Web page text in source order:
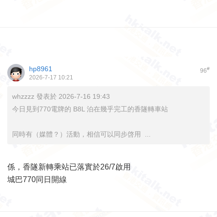
96#
hp8961
2026-7-17 10:21
whzzzz 發表於 2026-7-16 19:43
今日見到770電牌的 B8L 泊在幾乎完工的香隧轉車站
同時有（媒體？）活動，相信可以同步啓用 ...
係，香隧新轉乘站已落實於26/7啟用
城巴770同日開線